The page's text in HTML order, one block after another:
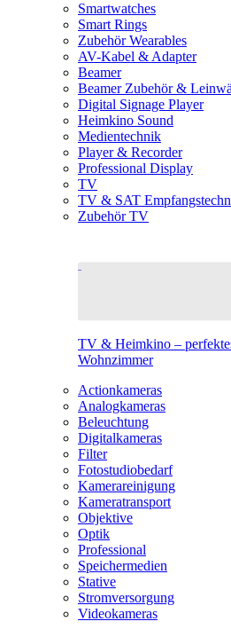
Smartwatches
Smart Rings
Zubehör Wearables
AV-Kabel & Adapter
Beamer
Beamer Zubehör &
Digital Signage Player
Heimkino Sound
Medientechnik
Player & Recorder
Professional Display
TV
TV & SAT
Zubehör TV
TV & Heimkino –
Wohnzimmer
Actionkameras
Analogkameras
Beleuchtung
Digitalkameras
Filter
Fotostudiobedarf
Kamerareinigung
Kameratransport
Objektive
Optik
Professional
Speichermedien
Stative
Stromversorgung
Videokameras